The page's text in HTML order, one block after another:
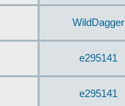
WildDagger
e295141
e295141